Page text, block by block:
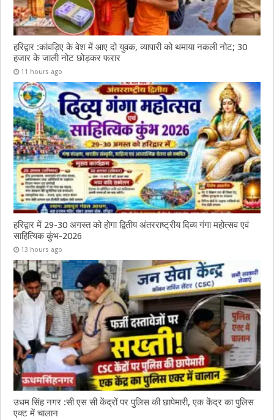
हरिद्वार :कांवड़िए के वेश में आए दो युवक, व्यापारी को थमाया नकली नोट; 30
हजार के जाली नोट छोड़कर फरार
11 hours ago
हरिद्वार में 29-30 अगस्त को होगा द्वितीय अंतरराष्ट्रीय दिव्य गंगा महोत्सव एवं
साहित्यिक कुंभ-2026
13 hours ago
उधम सिंह नगर :सी एस सी केंद्रों पर पुलिस की छापेमारी, एक केंद्र का पुलिस
एक्ट में चालान